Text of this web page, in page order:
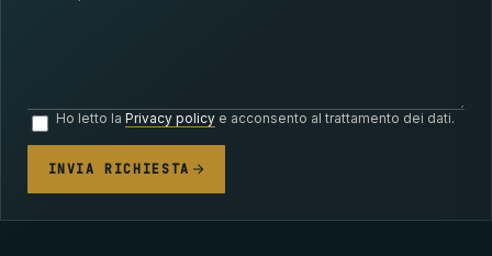
Ho letto la Privacy policye acconsento al trattamento dei dati.
INVIA RICHIESTA